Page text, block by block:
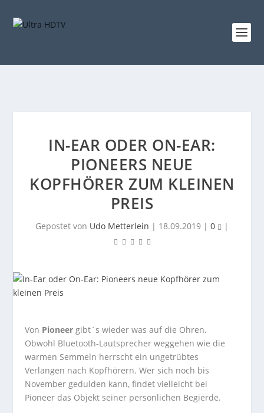
IN-EAR ODER ON-EAR:
PIONEERS NEUE
KOPFHÖRER ZUM KLEINEN
PREIS
Gepostet von Udo Metterlein | 18.09.2019 | 0 |
Von Pioneer gibt´s wieder was auf die Ohren.
Obwohl Bluetooth-Lautsprecher weggehen wie die
warmen Semmeln herrscht ein ungetrübtes
Verlangen nach Kopfhörern. Wer sich noch bis
November gedulden kann, findet vielleicht bei
Pioneer das Objekt seiner persönlichen Begierde.